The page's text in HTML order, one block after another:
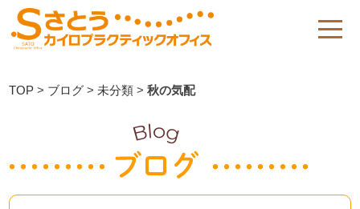
TOP > ブログ >未分類 >秋の気配